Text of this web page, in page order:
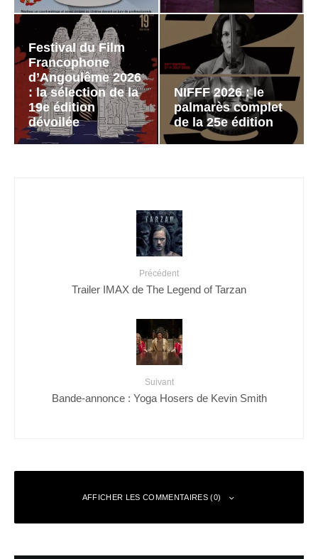
Festival du Film
Francophone
d’Angoulême 2026
: la sélection de la
19e édition
dévoilée
NIFFF 2026 : le
palmarès complet
de la 25e édition
Précédent
Trailer IMAX de The Legend of Tarzan
Suivant
Bande-annonce : Yoga Hosers de Kevin Smith
AFFICHER LES COMMENTAIRES (0)